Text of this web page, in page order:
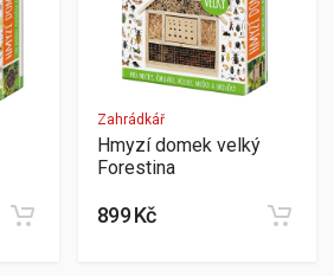
Zahrádkář
Hmyzí domek velký
Forestina
899 Kč